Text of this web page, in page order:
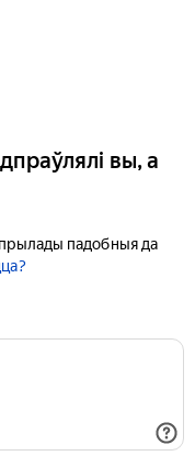
вы, а
падобныя да